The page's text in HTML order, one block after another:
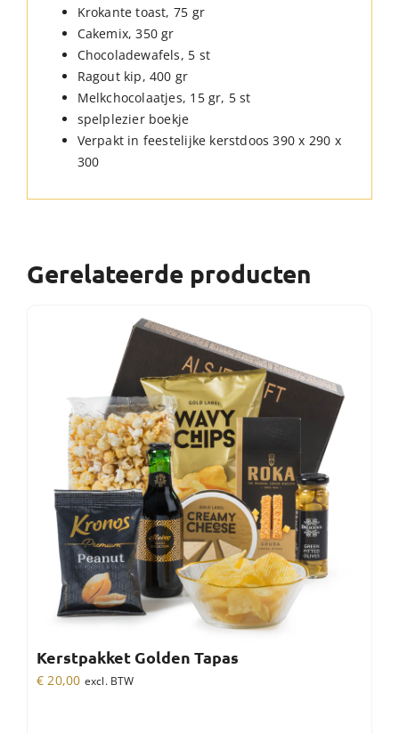
Krokante toast, 75 gr
Cakemix, 350 gr
Chocoladewafels, 5 st
Ragout kip, 400 gr
Melkchocolaatjes, 15 gr, 5 st
spelplezier boekje
Verpakt in feestelijke kerstdoos 390 x 290 x
300
Gerelateerde producten
Kerstpakket Golden Tapas
€ 20,00 excl. BTW